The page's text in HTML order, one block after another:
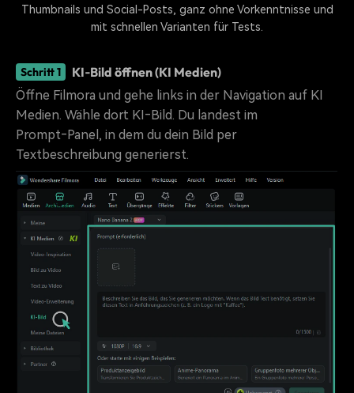
Thumbnails und Social-Posts, ganz ohne Vorkenntnisse und
mit schnellen Varianten für Tests.
Schritt 1 KI‑Bild öffnen (KI Medien)
Öffne Filmora und gehe links in der Navigation auf KI
Medien. Wähle dort KI‑Bild. Du landest im
Prompt‑Panel, in dem du dein Bild per
Textbeschreibung generierst.